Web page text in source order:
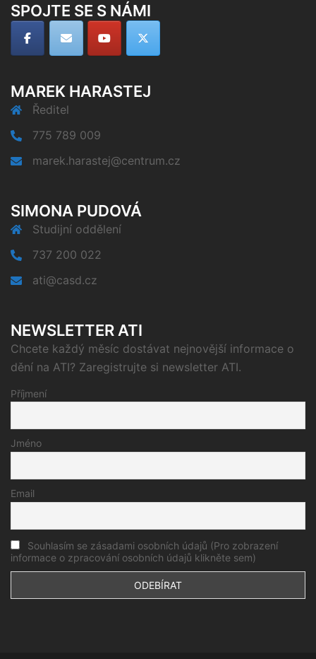
SPOJTE SE S NÁMI
MAREK HARASTEJ
Ředitel
775 789 009
marek.harastej@centrum.cz
SIMONA PUDOVÁ
Studijní oddělení
737 200 022
ati@casd.cz
NEWSLETTER ATI
Chcete každý měsíc dostávat nejnovější informace o
dění na ATI? Zaregistrujte si newsletter ATI.
Příjmení
Jméno
Email
Souhlasím se zásadami osobních údajů (Pro zobrazení
informace o zpracování osobních údajů klikněte sem)